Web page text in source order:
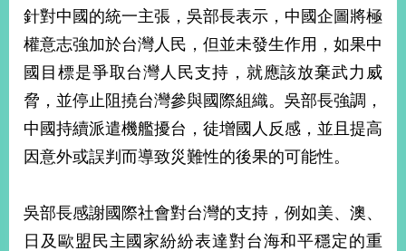
中
心
外
交
資
訊
與
地
針對中國的統一主張，吳部長表示，中國企圖將極
權意志強加於台灣人民，但並未發生作用，如果中
國目標是爭取台灣人民支持，就應該放棄武力威
脅，並停止阻撓台灣參與國際組織。吳部長強調，
中國持續派遣機艦擾台，徒增國人反感，並且提高
因意外或誤判而導致災難性的後果的可能性。
吳部長感謝國際社會對台灣的支持，例如美、澳、
日及歐盟民主國家紛紛表達對台海和平穩定的重